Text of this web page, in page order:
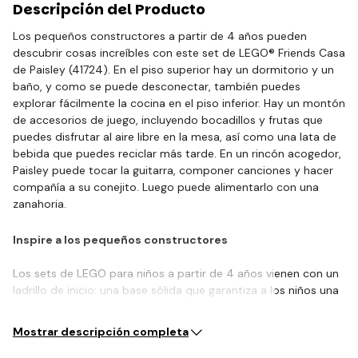
Descripción del Producto
Los pequeños constructores a partir de 4 años pueden
descubrir cosas increíbles con este set de LEGO® Friends Casa
de Paisley (41724). En el piso superior hay un dormitorio y un
baño, y como se puede desconectar, también puedes
explorar fácilmente la cocina en el piso inferior. Hay un montón
de accesorios de juego, incluyendo bocadillos y frutas que
puedes disfrutar al aire libre en la mesa, así como una lata de
bebida que puedes reciclar más tarde. En un rincón acogedor,
Paisley puede tocar la guitarra, componer canciones y hacer
compañía a su conejito. Luego puede alimentarlo con una
zanahoria.
Inspire a los pequeños constructores
Los sets de LEGO para niños a partir de 4 años vienen con un
ladrillo de inicio: una base sólida que garantiza a los niños una
Mostrar descripción completa